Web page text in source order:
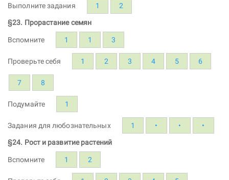
Выполните задания 1 2
§23. Прорастание семян
Вспомните 1 1 3
Проверьте себя 1 2 3 4 5 6
7 8
Подумайте 1
Задания для любознательных 1 • • •
§24. Рост и развитие растений
Вспомните 1 2